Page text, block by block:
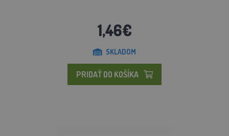
1,46€
SKLADOM
PRIDAŤ DO KOŠÍKA